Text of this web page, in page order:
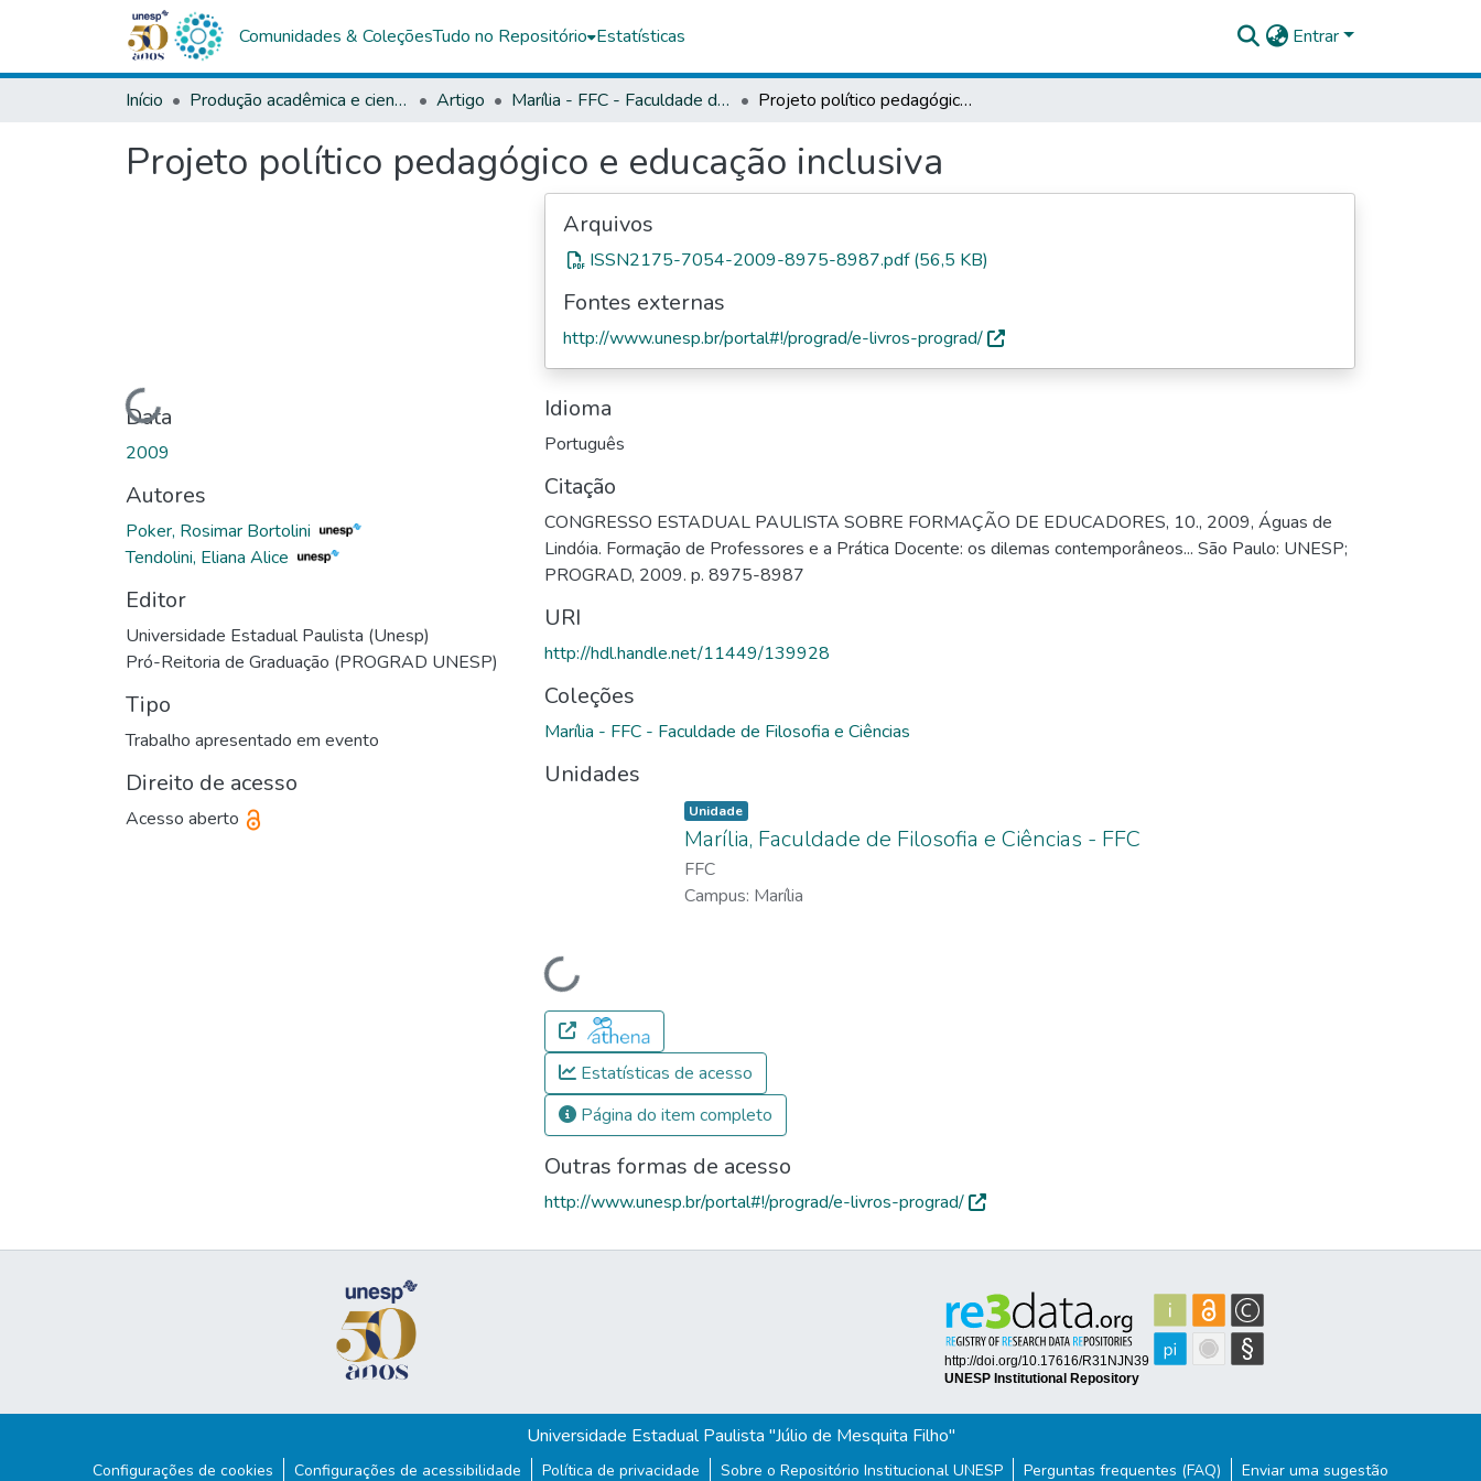
Comunidades & ColeçõesTudo no Repositório Estatísticas Entrar
Início Produção acadêmica e científica Artigo Marília - FFC - Faculdade de Filosofia e Ciências Projeto político pedagógico e educação inclusiva
Projeto político pedagógico e educação inclusiva
Carregando...
Data
2009
Autores
Poker, Rosimar Bortolini
Tendolini, Eliana Alice
Editor
Universidade Estadual Paulista (Unesp)
Pró-Reitoria de Graduação (PROGRAD UNESP)
Tipo
Trabalho apresentado em evento
Direito de acesso
Acesso aberto
Arquivos
ISSN2175-7054-2009-8975-8987.pdf(56,5 KB)
Fontes externas
http://www.unesp.br/portal#!/prograd/e-livros-prograd/
Idioma
Português
Citação
CONGRESSO ESTADUAL PAULISTA SOBRE FORMAÇÃO DE EDUCADORES, 10., 2009, Águas de
Lindóia. Formação de Professores e a Prática Docente: os dilemas contemporâneos... São Paulo: UNESP;
PROGRAD, 2009. p. 8975-8987
URI
http://hdl.handle.net/11449/139928
Coleções
Marília - FFC - Faculdade de Filosofia e Ciências
Unidades
Carregando...
Tipo de item:
Unidade ,
Marília, Faculdade de Filosofia e Ciências - FFC
FFC
Campus: Marília
Estatísticas de acesso
Página do item completo
Outras formas de acesso
http://www.unesp.br/portal#!/prograd/e-livros-prograd/
Universidade Estadual Paulista "Júlio de Mesquita Filho"
Configurações de cookies Configurações de acessibilidade Política de privacidade Sobre o Repositório Institucional UNESP Perguntas frequentes (FAQ) Enviar uma sugestão